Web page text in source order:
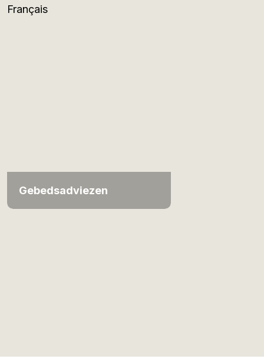
Français
Gebedsadviezen